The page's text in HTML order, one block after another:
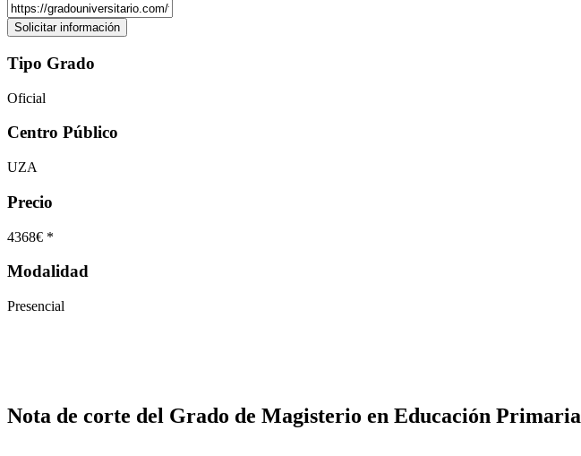
Tipo Grado
Oficial
Centro Público
UZA
Precio
4368€ *
Modalidad
Presencial
Nota de corte del Grado de Magisterio en Educación Primaria